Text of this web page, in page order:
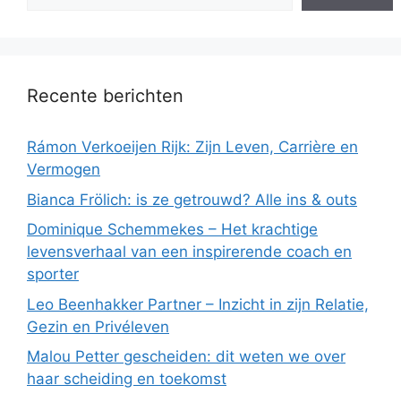
Recente berichten
Rámon Verkoeijen Rijk: Zijn Leven, Carrière en
Vermogen
Bianca Frölich: is ze getrouwd? Alle ins & outs
Dominique Schemmekes – Het krachtige
levensverhaal van een inspirerende coach en
sporter
Leo Beenhakker Partner – Inzicht in zijn Relatie,
Gezin en Privéleven
Malou Petter gescheiden: dit weten we over
haar scheiding en toekomst